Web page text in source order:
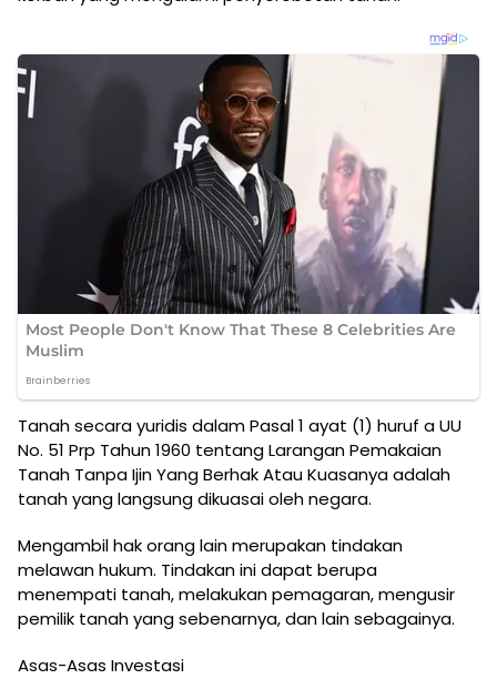
Tanah secara yuridis dalam Pasal 1 ayat (1) huruf a UU
No. 51 Prp Tahun 1960 tentang Larangan Pemakaian
Tanah Tanpa Ijin Yang Berhak Atau Kuasanya adalah
tanah yang langsung dikuasai oleh negara.
Mengambil hak orang lain merupakan tindakan
melawan hukum. Tindakan ini dapat berupa
menempati tanah, melakukan pemagaran, mengusir
pemilik tanah yang sebenarnya, dan lain sebagainya.
Asas-Asas Investasi